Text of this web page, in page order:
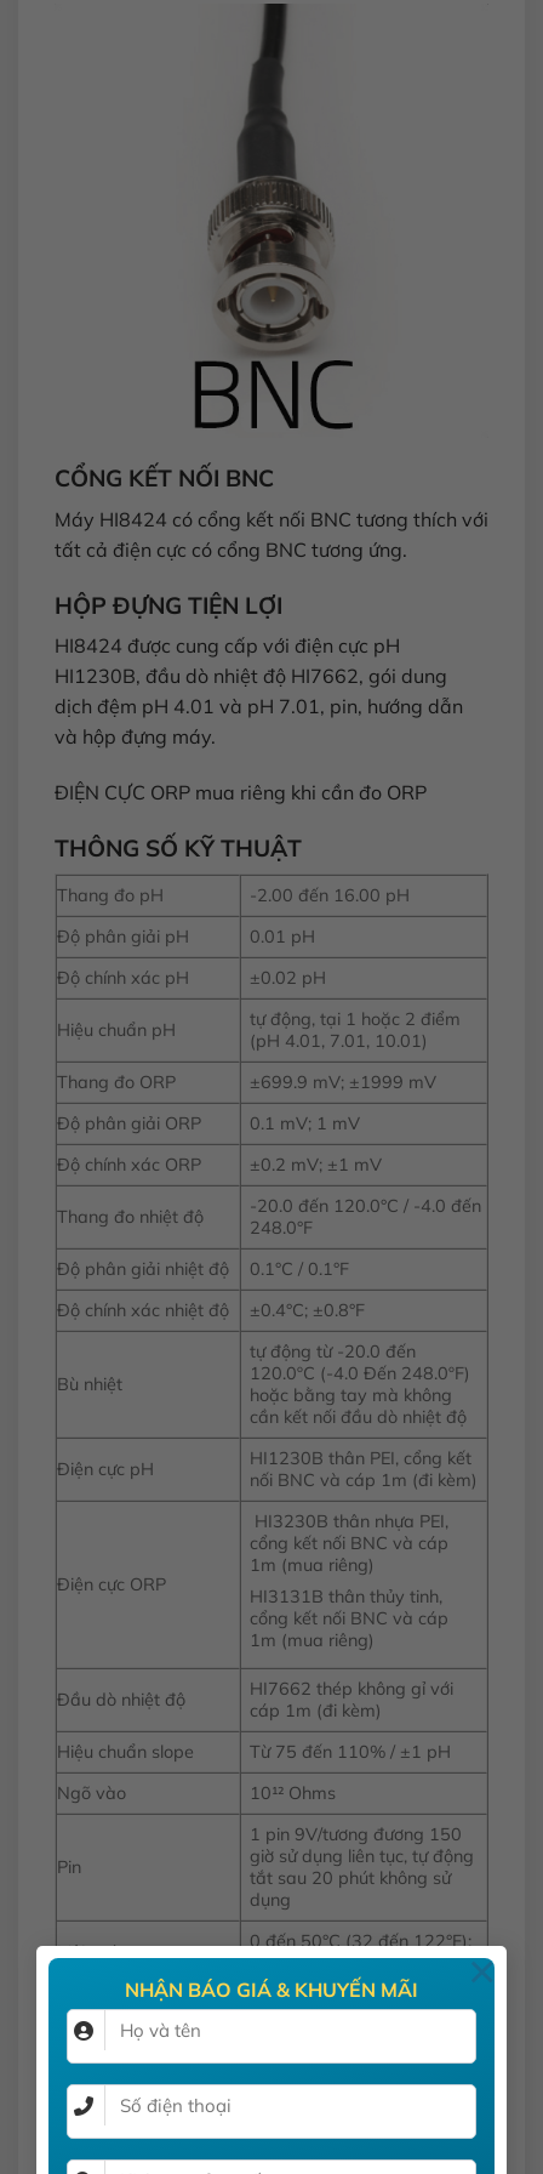
NHẬN BÁO GIÁ & KHUYẾN MÃI ×
CỔNG KẾT NỐI BNC
Máy HI8424 có cổng kết nối BNC tương thích với
tất cả điện cực có cổng BNC tương ứng.
HỘP ĐỰNG TIỆN LỢI
HI8424 được cung cấp với điện cực pH
HI1230B, đầu dò nhiệt độ HI7662, gói dung
dịch đệm pH 4.01 và pH 7.01, pin, hướng dẫn
và hộp đựng máy.
ĐIỆN CỰC ORP mua riêng khi cần đo ORP
THÔNG SỐ KỸ THUẬT
Thang đo pH
-2.00 đến 16.00 pH
Độ phân giải pH
0.01 pH
Độ chính xác pH
±0.02 pH
Hiệu chuẩn pH
tự động, tại 1 hoặc 2 điểm
(pH 4.01, 7.01, 10.01)
Thang đo ORP
±699.9 mV; ±1999 mV
Độ phân giải ORP
0.1 mV; 1 mV
Độ chính xác ORP
±0.2 mV; ±1 mV
Thang đo nhiệt độ
-20.0 đến 120.0°C / -4.0 đến
248.0°F
Độ phân giải nhiệt độ
0.1°C / 0.1°F
Độ chính xác nhiệt độ
±0.4°C; ±0.8°F
Bù nhiệt
tự động từ -20.0 đến
120.0ºC (-4.0 Đến 248.0ºF)
hoặc bằng tay mà không
cần kết nối đầu dò nhiệt độ
Điện cực pH
HI1230B thân PEI, cổng kết
nối BNC và cáp 1m (đi kèm)
Điện cực ORP
HI3230B thân nhựa PEI,
cổng kết nối BNC và cáp
1m (mua riêng)
HI3131B thân thủy tinh,
cổng kết nối BNC và cáp
1m (mua riêng)
Đầu dò nhiệt độ
HI7662 thép không gỉ với
cáp 1m (đi kèm)
Hiệu chuẩn slope
Từ 75 đến 110% / ±1 pH
Ngõ vào
10¹² Ohms
Pin
1 pin 9V/tương đương 150
giờ sử dụng liên tục, tự động
tắt sau 20 phút không sử
dụng
Môi trường
0 đến 50°C (32 đến 122°F);
RH max 100%
Kích thước
164 x 76 x 45 mm
Khối Lượng
Bảo hành
12 tháng cho máy và 06
(đối với sản phẩm còn
nguyên tem và phiếu bảo